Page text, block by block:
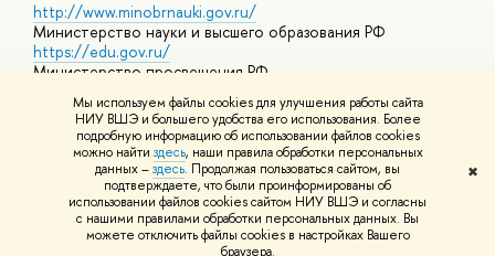
Мы используем файлы cookies для улучшения работы сайта
НИУ ВШЭ и большего удобства его использования. Более
подробную информацию об использовании файлов cookies
можно найти здесь, наши правила обработки персональных
данных –здесь. Продолжая пользоваться сайтом, вы
подтверждаете, что были проинформированы об
использовании файлов cookies сайтом НИУ ВШЭ и согласны
с нашими правилами обработки персональных данных. Вы
можете отключить файлы cookies в настройках Вашего
браузера.
✖
http://www.minobrnauki.gov.ru/
Министерство науки и высшего образования РФ
https://edu.gov.ru/
Министерство просвещения РФ
https://elearning.hse.ru/mooc
Массовые открытые онлайн-курсы
© НИУ ВШЭ 1993–2026 Адреса и контактыУсловия
использования материалов Политика конфиденциальности
Шрифты HSE Sans и HSE Slab разработаны вШколе дизайна НИУ